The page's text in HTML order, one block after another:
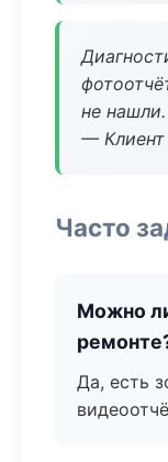
не нашли.
— Клиент
Часто
Можно
Да, есть